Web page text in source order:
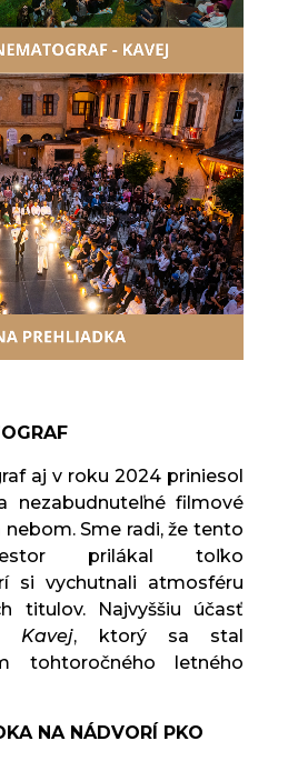
aj v roku 2024 priniesol
nezabudnuteľné filmové
Sme radi, že tento
prilákal toľko
si vychutnali atmosféru
titulov. Najvyššiu účasť
Kavej, ktorý sa stal
tohtoročného letného
NA NÁDVORÍ PKO